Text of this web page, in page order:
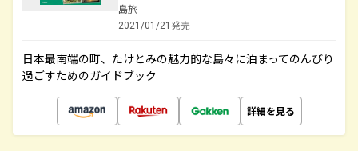
島旅
2021/01/21発売
日本最南端の町、たけとみの魅力的な島々に泊まってのんびり
過ごすためのガイドブック
詳細を見る